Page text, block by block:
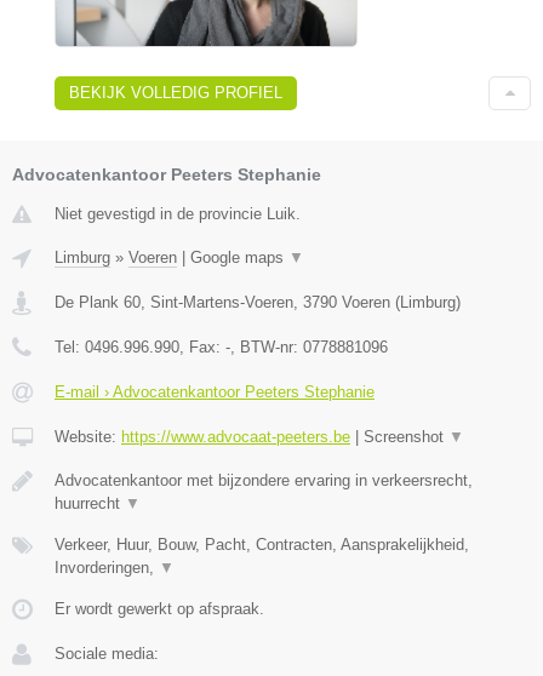
BEKIJK VOLLEDIG PROFIEL
Advocatenkantoor Peeters Stephanie
Niet gevestigd in de provincie Luik.
Limburg » Voeren | Google maps ▼
De Plank 60, Sint-Martens-Voeren 3790 Voeren (Limburg)
Tel: 0496.996.990 , Fax: - , BTW-nr: 0778881096
E-mail › Advocatenkantoor Peeters Stephanie
Website: https://www.advocaat-peeters.be | Screenshot ▼
Advocatenkantoor met bijzondere ervaring in verkeersrecht,
huurrecht ▼
Verkeer, Huur, Bouw, Pacht, Contracten, Aansprakelijkheid,
Invorderingen,
▼
Er wordt gewerkt op afspraak.
Sociale media: